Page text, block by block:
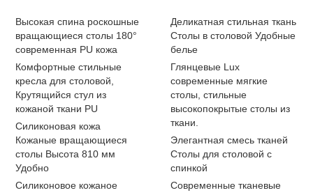
Высокая спина роскошные
вращающиеся столы 180°
современная PU кожа
Комфортные стильные
кресла для столовой,
Крутящийся стул из
кожаной ткани PU
Силиконовая кожа
Кожаные вращающиеся
столы Высота 810 мм
Удобно
Силиконовое кожаное
Деликатная стильная ткань
Столы в столовой Удобные
белье
Глянцевые Lux
современные мягкие
столы, стильные
высокопокрытые столы из
ткани.
Элегантная смесь тканей
Столы для столовой с
спинкой
Современные тканевые